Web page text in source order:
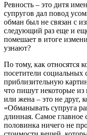
Ревность – это дитя
супругов дал повод
обман был не связан с
следующий раз еще и
помешает в итоге
узнают?
По тому, как относятся
посетители социальных
приблизительную
что пишут некоторые
или жена – это не друг,
«Обманывать супруга
длинная. Самое главное
половинка ничего не